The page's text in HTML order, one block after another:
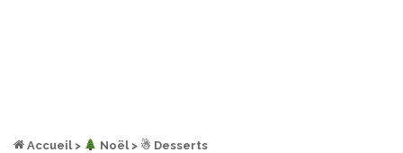
Accueil > ︎ Noël > ☃ Desserts